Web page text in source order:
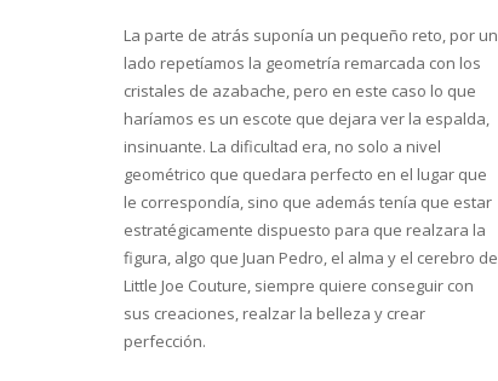
La parte de atrás suponía un pequeño reto, por un
lado repetíamos la geometría remarcada con los
cristales de azabache, pero en este caso lo que
haríamos es un escote que dejara ver la espalda,
insinuante. La dificultad era, no solo a nivel
geométrico que quedara perfecto en el lugar que
le correspondía, sino que además tenía que estar
estratégicamente dispuesto para que realzara la
figura, algo que Juan Pedro, el alma y el cerebro de
Little Joe Couture, siempre quiere conseguir con
sus creaciones, realzar la belleza y crear
perfección.